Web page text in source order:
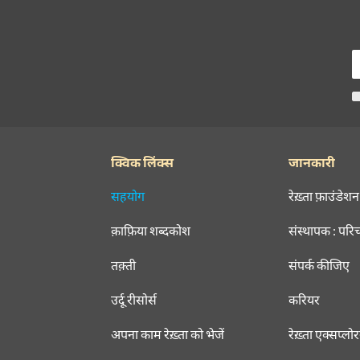
क्विक लिंक्स
सहयोग
क़ाफ़िया शब्दकोश
तक़्ती
उर्दू रीसोर्स
अपना काम रेख़्ता को भेजें
जानकारी
रेख़्ता फ़ाउंडेशन
संस्थापक :
संपर्क कीजिए
करियर
रेख़्ता